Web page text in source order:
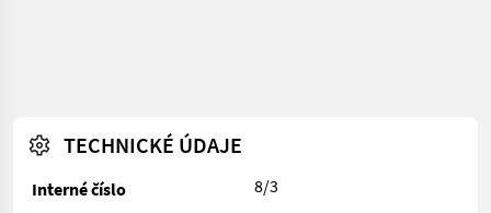
TECHNICKÉ ÚDAJE
Interné číslo 8/3